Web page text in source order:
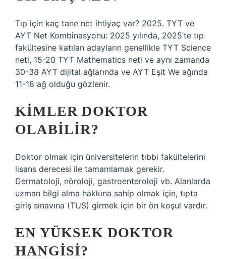
Tıp için kaç tane net ihtiyaç var? 2025. TYT ve
AYT Net Kombinasyonu: 2025 yılında, 2025’te tıp
fakültesine katılan adayların genellikle TYT Science
neti, 15-20 TYT Mathematics neti ve aynı zamanda
30-38 AYT dijital ağlarında ve AYT Eşit We ağında
11-18 ağ olduğu gözlenir.
KIMLER DOKTOR
OLABILIR?
Doktor olmak için üniversitelerin tıbbi fakültelerini
lisans derecesi ile tamamlamak gerekir.
Dermatoloji, nöroloji, gastroenteroloji vb. Alanlarda
uzman bilgi alma hakkına sahip olmak için, tıpta
giriş sınavına (TUS) girmek için bir ön koşul vardır.
EN YÜKSEK DOKTOR
HANGISI?